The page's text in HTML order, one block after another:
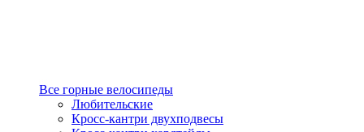
Все горные велосипеды
Любительские
Кросс-кантри двухподвесы